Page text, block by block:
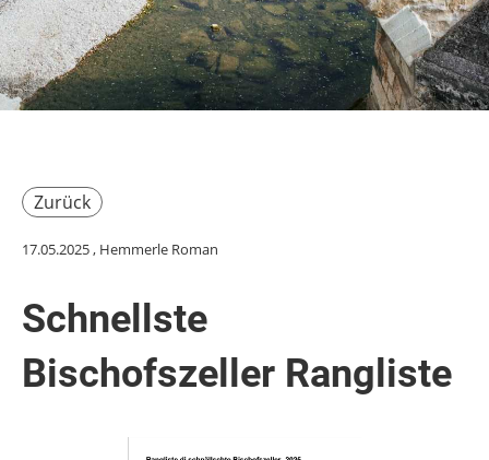
Zurück
17.05.2025, Hemmerle Roman
Schnellste
Bischofszeller Rangliste